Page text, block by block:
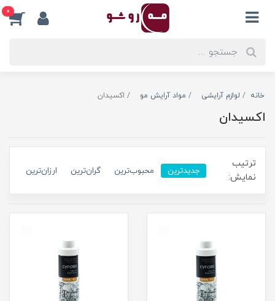
0
خانه لوازم آرایشی مواد آرایش مو اکسیدان
اکسیدان
ترتیب
نمایش:
جدیدترین محبوب‌ترین گران‌ترین ارزان‌ترین